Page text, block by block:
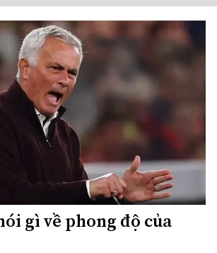
gì về phong độ của